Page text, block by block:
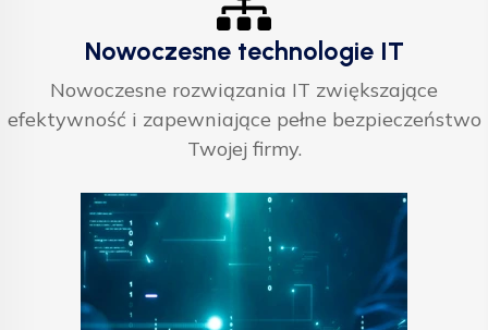
Nowoczesne technologie IT
Nowoczesne rozwiązania IT zwiększające
efektywność i zapewniające pełne bezpieczeństwo
Twojej firmy.